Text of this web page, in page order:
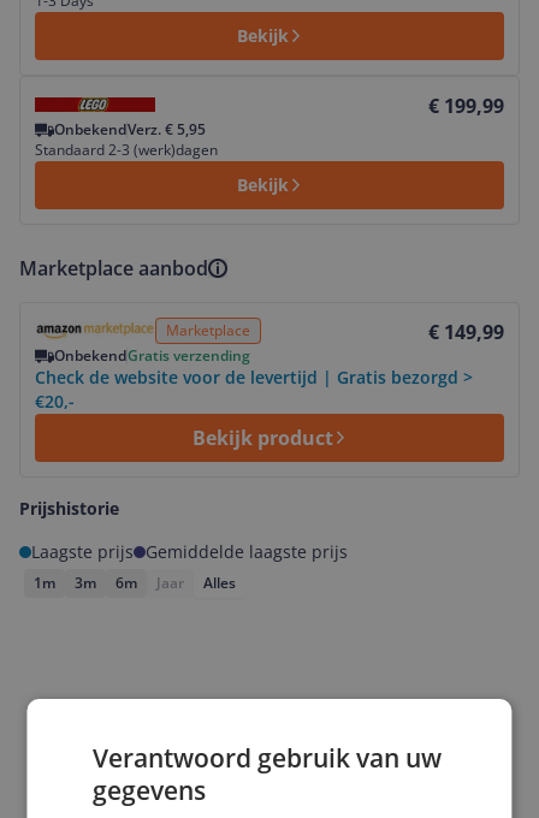
Bekijk
€ 199,99
OnbekendVerz. € 5,95
Standaard 2-3 (werk)dagen
Bekijk
Marketplace aanbod
Marketplace € 149,99
OnbekendGratis verzending
Check de website voor de levertijd | Gratis bezorgd >
€20,-
Bekijk product
Prijshistorie
Laagste prijs
Gemiddelde laagste prijs
1m 3m 6m Jaar Alles
Verantwoord gebruik van uw
gegevens